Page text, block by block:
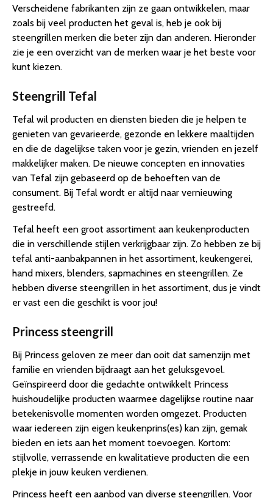
Verscheidene fabrikanten zijn ze gaan ontwikkelen, maar
zoals bij veel producten het geval is, heb je ook bij
steengrillen merken die beter zijn dan anderen. Hieronder
zie je een overzicht van de merken waar je het beste voor
kunt kiezen.
Steengrill Tefal
Tefal wil producten en diensten bieden die je helpen te
genieten van gevarieerde, gezonde en lekkere maaltijden
en die de dagelijkse taken voor je gezin, vrienden en jezelf
makkelijker maken. De nieuwe concepten en innovaties
van Tefal zijn gebaseerd op de behoeften van de
consument. Bij Tefal wordt er altijd naar vernieuwing
gestreefd.
Tefal heeft een groot assortiment aan keukenproducten
die in verschillende stijlen verkrijgbaar zijn. Zo hebben ze bij
tefal anti-aanbakpannen in het assortiment, keukengerei,
hand mixers, blenders, sapmachines en steengrillen. Ze
hebben diverse steengrillen in het assortiment, dus je vindt
er vast een die geschikt is voor jou!
Princess steengrill
Bij Princess geloven ze meer dan ooit dat samenzijn met
familie en vrienden bijdraagt aan het geluksgevoel.
Geïnspireerd door die gedachte ontwikkelt Princess
huishoudelijke producten waarmee dagelijkse routine naar
betekenisvolle momenten worden omgezet. Producten
waar iedereen zijn eigen keukenprins(es) kan zijn, gemak
bieden en iets aan het moment toevoegen. Kortom:
stijlvolle, verrassende en kwalitatieve producten die een
plekje in jouw keuken verdienen.
Princess heeft een aanbod van diverse steengrillen. Voor